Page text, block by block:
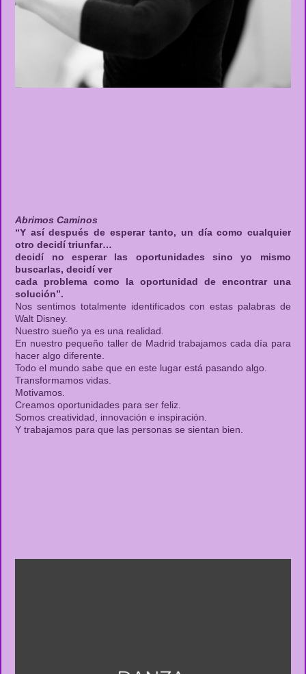
Abrimos Caminos
“Y así después de esperar tanto, un día como cualquier
otro decidí triunfar…
decidí no esperar las oportunidades sino yo mismo
buscarlas, decidí ver
cada problema como la oportunidad de encontrar una
solución”.
Nos sentimos totalmente identificados con estas palabras de
Walt Disney.
Nuestro sueño ya es una realidad.
En nuestro pequeño taller de Madrid trabajamos cada día para
hacer algo diferente.
Todo el mundo sabe que en este lugar está pasando algo.
Transformamos vidas.
Motivamos.
Creamos oportunidades para ser feliz.
Somos creatividad, innovación e inspiración.
Y trabajamos para que las personas se sientan bien.